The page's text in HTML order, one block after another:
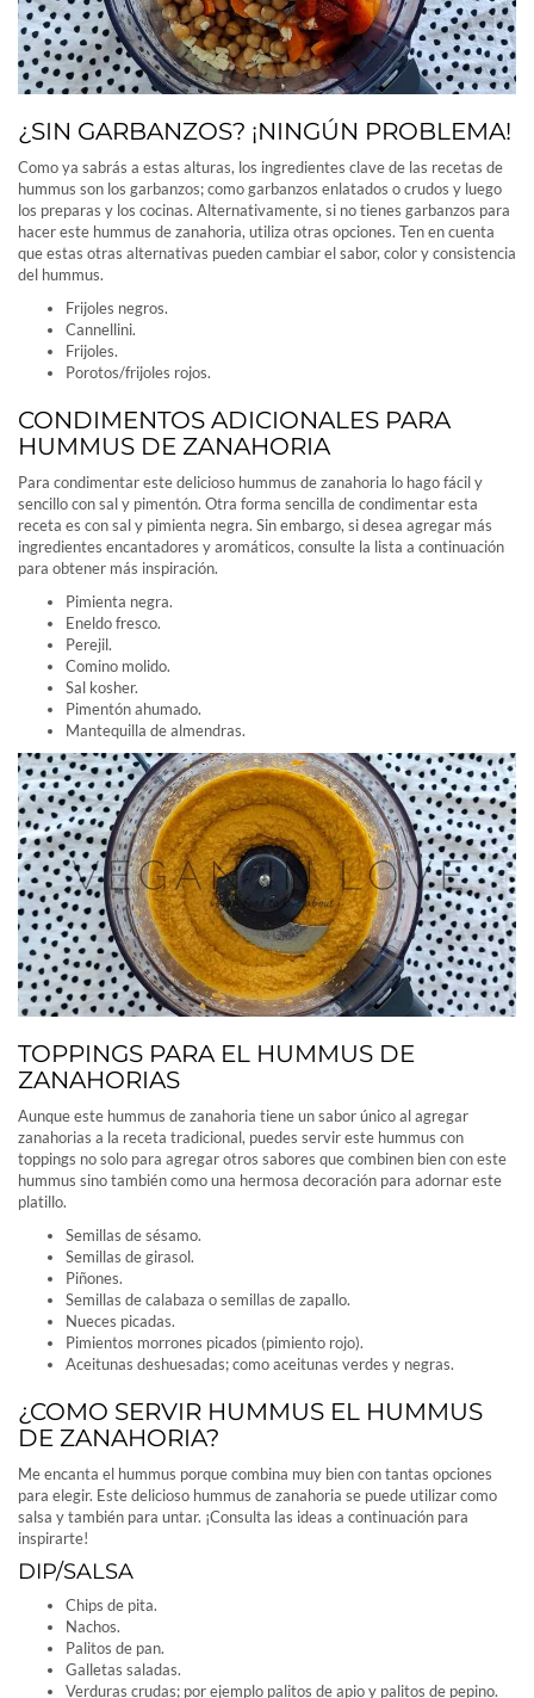
¿SIN GARBANZOS? ¡NINGÚN PROBLEMA!
Como ya sabrás a estas alturas, los ingredientes clave de las recetas de
hummus son los garbanzos; como garbanzos enlatados o crudos y luego
los preparas y los cocinas. Alternativamente, si no tienes garbanzos para
hacer este hummus de zanahoria, utiliza otras opciones. Ten en cuenta
que estas otras alternativas pueden cambiar el sabor, color y consistencia
del hummus.
Frijoles negros.
Cannellini.
Frijoles.
Porotos/frijoles rojos.
CONDIMENTOS ADICIONALES PARA
HUMMUS DE ZANAHORIA
Para condimentar este delicioso hummus de zanahoria lo hago fácil y
sencillo con sal y pimentón. Otra forma sencilla de condimentar esta
receta es con sal y pimienta negra. Sin embargo, si desea agregar más
ingredientes encantadores y aromáticos, consulte la lista a continuación
para obtener más inspiración.
Pimienta negra.
Eneldo fresco.
Perejil.
Comino molido.
Sal kosher.
Pimentón ahumado.
Mantequilla de almendras.
TOPPINGS PARA EL HUMMUS DE
ZANAHORIAS
Aunque este hummus de zanahoria tiene un sabor único al agregar
zanahorias a la receta tradicional, puedes servir este hummus con
toppings no solo para agregar otros sabores que combinen bien con este
hummus sino también como una hermosa decoración para adornar este
platillo.
Semillas de sésamo.
Semillas de girasol.
Piñones.
Semillas de calabaza o semillas de zapallo.
Nueces picadas.
Pimientos morrones picados (pimiento rojo).
Aceitunas deshuesadas; como aceitunas verdes y negras.
¿COMO SERVIR HUMMUS EL HUMMUS
DE ZANAHORIA?
Me encanta el hummus porque combina muy bien con tantas opciones
para elegir. Este delicioso hummus de zanahoria se puede utilizar como
salsa y también para untar. ¡Consulta las ideas a continuación para
inspirarte!
DIP/SALSA
Chips de pita.
Nachos.
Palitos de pan.
Galletas saladas.
Verduras crudas; por ejemplo palitos de apio y palitos de pepino.